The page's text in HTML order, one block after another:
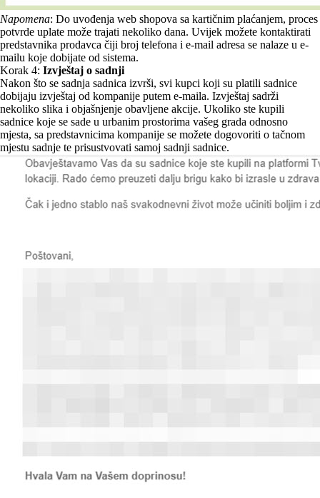
Napomena: Do uvođenja web shopova sa kartičnim plaćanjem, proces
potvrde uplate može trajati nekoliko dana. Uvijek možete kontaktirati
predstavnika prodavca čiji broj telefona i e-mail adresa se nalaze u e-
mailu koje dobijate od sistema.
Korak 4: Izvještaj o sadnji
Nakon što se sadnja sadnica izvrši, svi kupci koji su platili sadnice
dobijaju izvještaj od kompanije putem e-maila. Izvještaj sadrži
nekoliko slika i objašnjenje obavljene akcije. Ukoliko ste kupili
sadnice koje se sade u urbanim prostorima vašeg grada odnosno
mjesta, sa predstavnicima kompanije se možete dogovoriti o tačnom
mjestu sadnje te prisustvovati samoj sadnji sadnice.